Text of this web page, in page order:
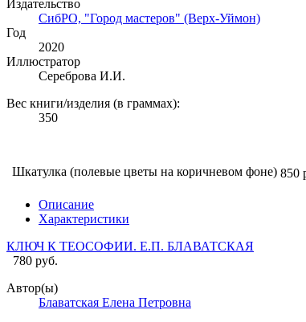
Издательство
СибРО, "Город мастеров" (Верх-Уймон)
Год
2020
Иллюстратор
Сереброва И.И.
Вес книги/изделия (в граммах):
350
Шкатулка (полевые цветы на коричневом фоне) 850
Описание
Характеристики
КЛЮЧ К ТЕОСОФИИ. Е.П. БЛАВАТСКАЯ
780 руб.
Автор(ы)
Блаватская Елена Петровна